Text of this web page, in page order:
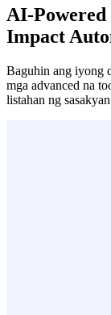
AI-Powered
Impact
Baguhin ang iyong
mga advanced na
listahan ng